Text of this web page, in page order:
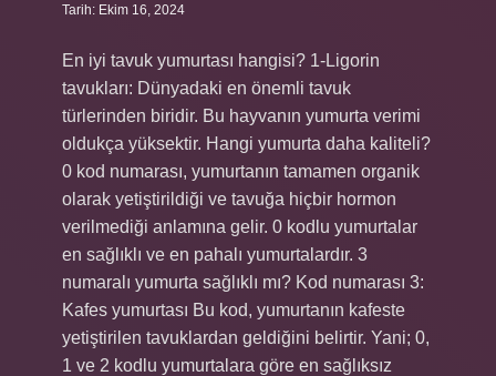
Tarih: Ekim 16, 2024
En iyi tavuk yumurtası hangisi? 1-Ligorin
tavukları: Dünyadaki en önemli tavuk
türlerinden biridir. Bu hayvanın yumurta verimi
oldukça yüksektir. Hangi yumurta daha kaliteli?
0 kod numarası, yumurtanın tamamen organik
olarak yetiştirildiği ve tavuğa hiçbir hormon
verilmediği anlamına gelir. 0 kodlu yumurtalar
en sağlıklı ve en pahalı yumurtalardır. 3
numaralı yumurta sağlıklı mı? Kod numarası 3:
Kafes yumurtası Bu kod, yumurtanın kafeste
yetiştirilen tavuklardan geldiğini belirtir. Yani; 0,
1 ve 2 kodlu yumurtalara göre en sağlıksız